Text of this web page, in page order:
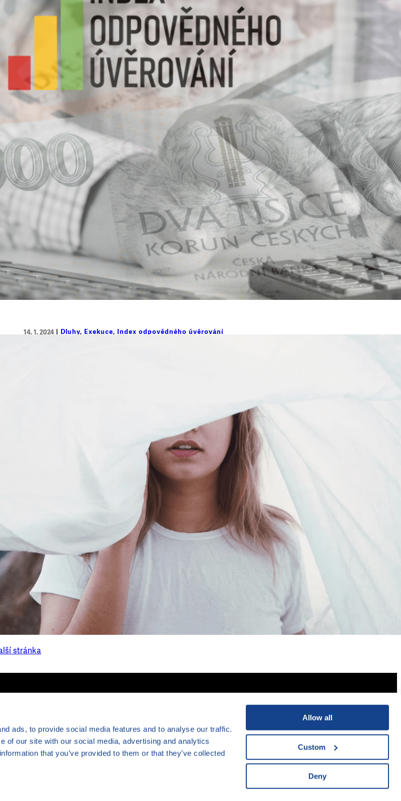
ads, to provide social media features and to analyse our traffic.
of our site with our social media, advertising and analytics
that you’ve provided to them or that they’ve collected
Allow all
Custom
Deny
14. 1. 2024 Dluhy, Exekuce, Index odpovědného úvěrování
stránka
120 00 Praha 2
Česká republika
jakprezitdluhy@clovekvtisni.cz
www.clovekvtisni.cz